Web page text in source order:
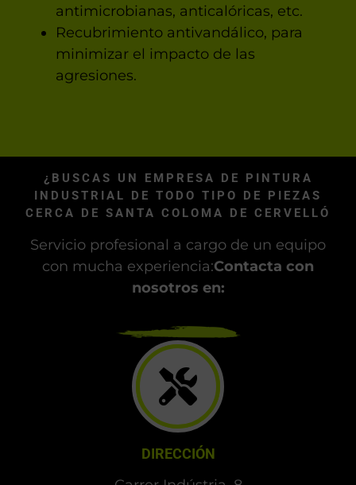
antimicrobianas, anticalóricas, etc.
Recubrimiento antivandálico, para
minimizar el impacto de las
agresiones.
¿BUSCAS UN EMPRESA DE PINTURA
INDUSTRIAL DE TODO TIPO DE PIEZAS
CERCA DE SANTA COLOMA DE CERVELLÓ
Servicio profesional a cargo de un equipo
con mucha experiencia:Contacta con
nosotros en:
DIRECCIÓN